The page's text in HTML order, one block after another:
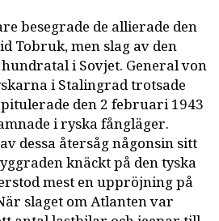
besegrade de allierade den
Tobruk, men slag av den
i Sovjet. General von
i Stalingrad trotsade
den 2 februari 1943
i ryska fångläger.
dessa återsåg någonsin sitt
knäckt på den tyska
mest en uppröjning på
slaget om Atlanten var